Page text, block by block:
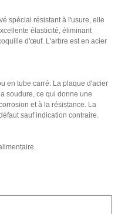
spécial résistant à l'usure, elle
élasticité, éliminant
d'œuf. L'arbre est en acier
en tube carré. La plaque d'acier
soudure, ce qui donne une
et à la résistance. La
sauf indication contraire.